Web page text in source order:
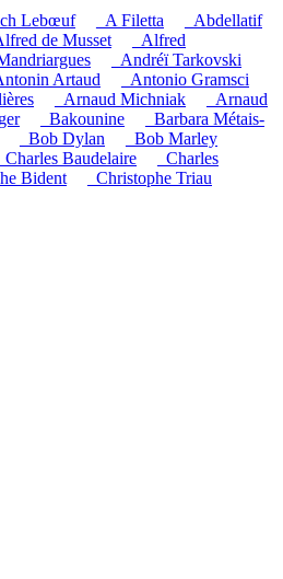
Lebœuf _A Filetta
_Abdellatif
de Musset
_Alfred
_Andréï Tarkovski
Artaud
_Antonio Gramsci
_Arnaud Michniak
_Arnaud
_Bakounine
_Barbara Métais-
_Bob Dylan
_Bob Marley
_Charles Baudelaire
_Charles
Bident
_Christophe Triau